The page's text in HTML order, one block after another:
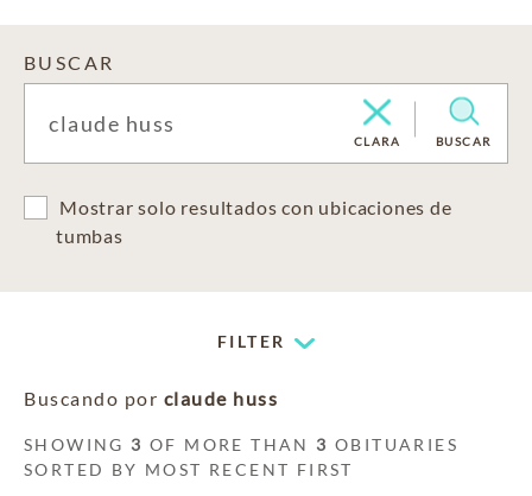
BUSCAR
CLARA BUSCAR
Mostrar solo resultados con ubicaciones de
tumbas
FILTER
Buscando por claude huss
SHOWING 3 OF MORE THAN 3 OBITUARIES
SORTED BY MOST RECENT FIRST